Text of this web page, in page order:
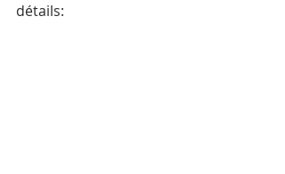
détails: